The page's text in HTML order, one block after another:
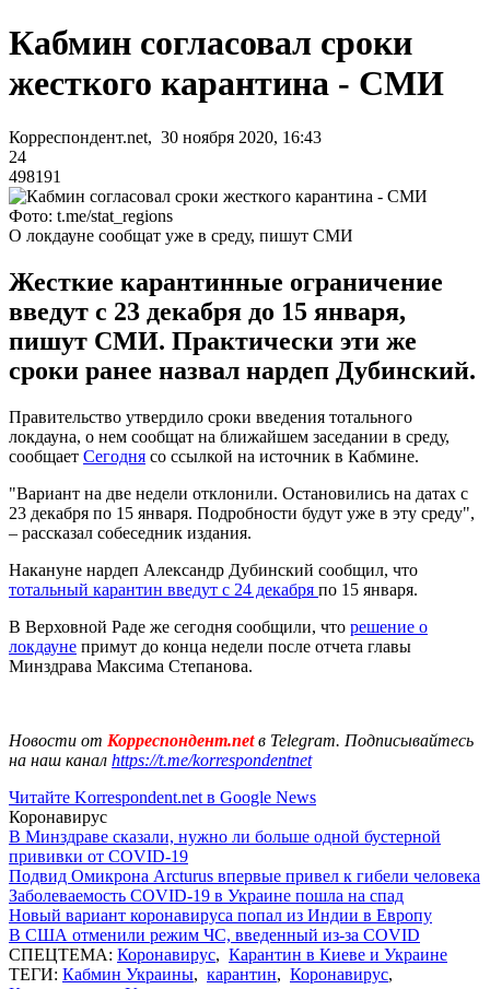
Кабмин согласовал сроки
жесткого карантина - СМИ
Корреспондент.net, 30 ноября 2020, 16:43
24
498191
Фото: t.me/stat_regions
О локдауне сообщат уже в среду, пишут СМИ
Жесткие карантинные ограничение
введут с 23 декабря до 15 января,
пишут СМИ. Практически эти же
сроки ранее назвал нардеп Дубинский.
Правительство утвердило сроки введения тотального
локдауна, о нем сообщат на ближайшем заседании в среду,
сообщает Сегодня со ссылкой на источник в Кабмине.
"Вариант на две недели отклонили. Остановились на датах с
23 декабря по 15 января. Подробности будут уже в эту среду",
– рассказал собеседник издания.
Накануне нардеп Александр Дубинский сообщил, что
тотальный карантин введут с 24 декабря по 15 января.
В Верховной Раде же сегодня сообщили, что решение о
локдауне примут до конца недели после отчета главы
Минздрава Максима Степанова.
Новости от Корреспондент.netв Telegram. Подписывайтесь
на наш канал https://t.me/korrespondentnet
Читайте Korrespondent.net в Google News
Коронавирус
В Минздраве сказали, нужно ли больше одной бустерной
прививки от COVID-19
Подвид Омикрона Arcturus впервые привел к гибели человека
Заболеваемость COVID-19 в Украине пошла на спад
Новый вариант коронавируса попал из Индии в Европу
В США отменили режим ЧС, введенный из-за COVID
СПЕЦТЕМА: Коронавирус, Карантин в Киеве и Украине
ТЕГИ: Кабмин Украины, карантин, Коронавирус,